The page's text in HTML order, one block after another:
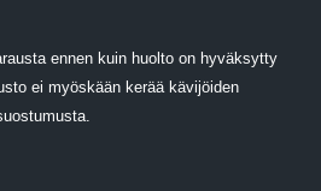
ennen kuin huolto on hyväksytty
ei myöskään kerää kävijöiden